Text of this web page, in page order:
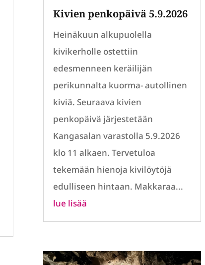
Kivien penkopäivä 5.9.2026
Heinäkuun alkupuolella
kivikerholle ostettiin
edesmenneen keräilijän
perikunnalta kuorma- autollinen
kiviä. Seuraava kivien
penkopäivä järjestetään
Kangasalan varastolla 5.9.2026
klo 11 alkaen. Tervetuloa
tekemään hienoja kivilöytöjä
edulliseen hintaan. Makkaraa...
lue lisää